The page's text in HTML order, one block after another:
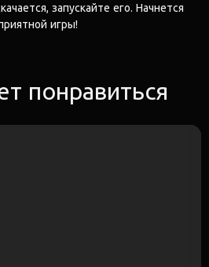
запускайте его. Начнется
игры!
понравиться